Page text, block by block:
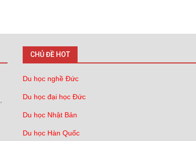
CHỦ ĐỀ HOT
Du học nghề Đức
Du học đại học Đức
Du học Nhật Bản
Du học Hàn Quốc